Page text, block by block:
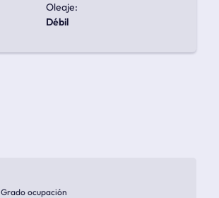
Oleaje:
débil
Grado ocupación